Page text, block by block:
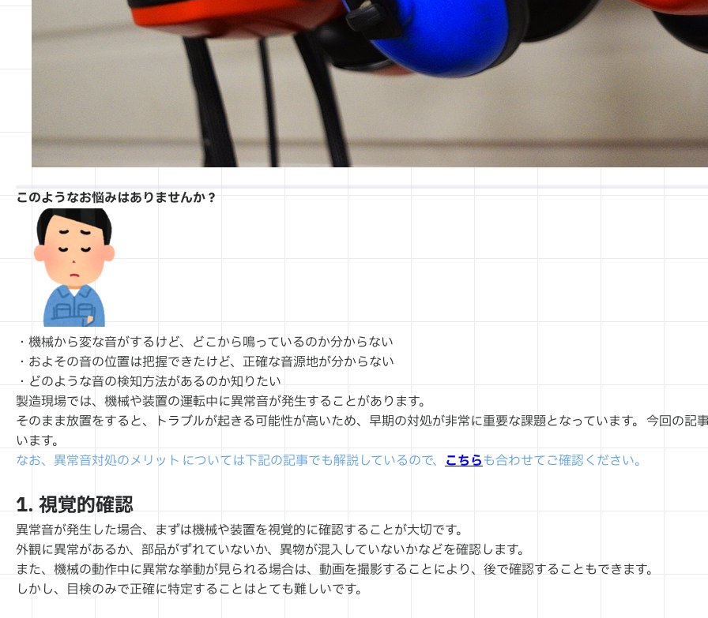
このようなお悩みはありませんか？
・機械から変な音がするけど、どこから鳴っているのか分からない
・およその音の位置は把握できたけど、正確な音源地が分からない
・どのような音の検知方法があるのか知りたい
製造現場では、機械や装置の運転中に異常音が発生することがあります。
そのまま放置をすると、トラブルが起きる可能性が高いため、早期の対処が非常に重要な課題となっています。 今回の
います。
なお、異常音対処のメリット については下記の記事でも解説しているので、 こちらも合わせてご確認ください。
1. 視覚的確認
異常音が発生した場合、まずは機械や装置を視覚的に確認することが大切です。
外観に異常があるか、部品がずれていないか、異物が混入していないかなどを確認します。
また、機械の動作中に異常な挙動が見られる場合は、動画を撮影することにより、後で確認することもできます。
しかし、目検のみで正確に特定することはとても難しいです。